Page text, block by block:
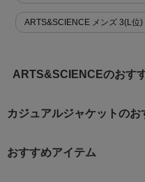
ARTS&SCIENCE メンズ 3(L位)
ARTS&SCIENCEのおす
カジュアルジャケットのお
おすすめアイテム